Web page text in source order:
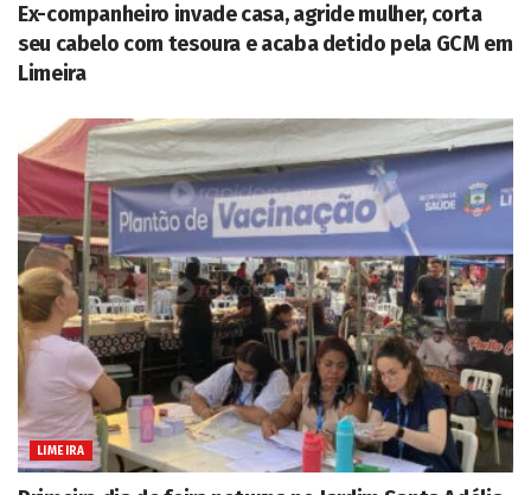
Ex-companheiro invade casa, agride mulher, corta
seu cabelo com tesoura e acaba detido pela GCM em
Limeira
LIMEIRA